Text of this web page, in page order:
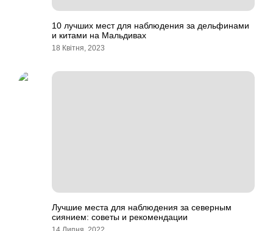
10 лучших мест для наблюдения за дельфинами
и китами на Мальдивах
18 Квітня, 2023
Лучшие места для наблюдения за северным
сиянием: советы и рекомендации